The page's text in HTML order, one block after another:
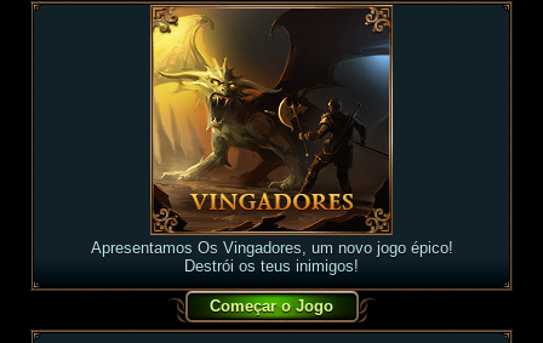
Apresentamos Os Vingadores, um novo jogo épico!
Destrói os teus inimigos!